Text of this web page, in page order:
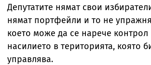
Депутатите нямат свои
нямат портфейли и то не
което може да се нарече контрол
насилието в територията, която
управлява.